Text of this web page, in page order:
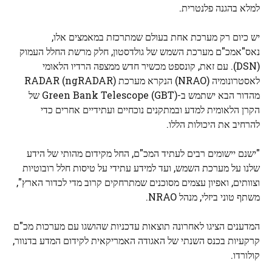
למלא בהגנה פלנטרית.
יש כיום רק מערכת אחת בעולם שמתרכזת במאמצים אלו,
נאס"אמכ"ם מערכת השמש של גולדסטון, חלק מרשת החלל העמוק
(DSN). עם זאת, קונספט מכשיר חדש ממצפה הרדיו הלאומי
לאסטרונומיה (NRAO) הנקרא מערכת RADAR (ngRADAR)
מהדור הבא ישתמש ב-Green Bank Telescope (GBT) של
הקרן הלאומית למדע ובמתקנים נוכחיים ועתידיים אחרים כדי
להרחיב את היכולות הללו.
"ישנם יישומים רבים לעתיד המכ"ם, החל מקידום מהותי של הידע
שלנו על מערכת השמש, ועד למידע עתידי על טיסות חלל רובוטיות
וצוותים, ואפיון עצמים מסוכנים שמתרחקים קרוב מדי לכדור הארץ",
משתף טוני ביזלי, מנהל NRAO.
המדענים הציגו לאחרונה תוצאות עדכניות שהושגו עם מערכות מכ"ם
קרקעיות בכנס השנתי של האגודה האמריקאית לקידום המדע בדנוור,
קולורדו.